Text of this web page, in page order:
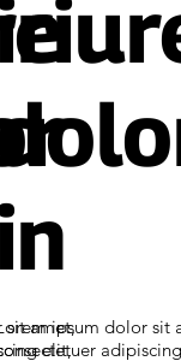
sit amet,
elit,
ipsum dolor sit